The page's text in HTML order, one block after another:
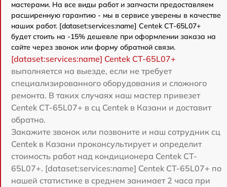
мастерами. На все виды работ и запчасти предоставляем
расширенную гарантию - мы в сервисе уверены в качестве
наших работ. [dataset:services:name] Centek CT-65L07+
будет стоить на -15% дешевле при оформлении заказа на
сайте через звонок или форму обратной связи.
[dataset:services:name] Centek CT-65L07+
выполняется на выезде, если не требует
специализированного оборудования и сложного
ремонта. В таких случаях наш мастер привезет
Centek CT-65L07+ в сц Centek в Казани и доставит
обратно.
Закажите звонок или позвоните и наш сотрудник сц
Centek в Казани проконсультирует и определит
стоимость работ над кондиционера Centek CT-
65L07+. [dataset:services:name] Centek CT-65L07+ по
нашей статистике в среднем занимает 2 часа при